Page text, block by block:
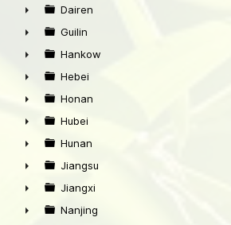
►
►
Dairen
►
Guilin
►
Hankow
►
Hebei
►
Honan
►
Hubei
►
Hunan
►
Jiangsu
►
Jiangxi
Nanjing